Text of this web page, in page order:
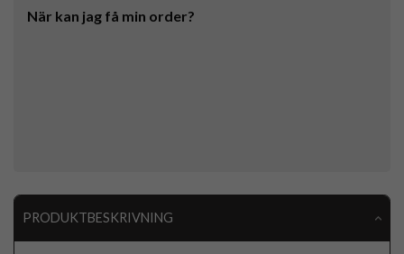
När kan jag få min order?
PRODUKTBESKRIVNING